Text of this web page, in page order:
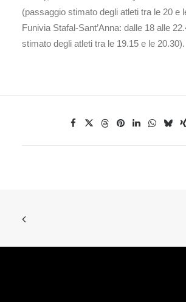
(passaggio stimato degli atleti tra le 20 e
Funivia Stafal-Sant’Anna: dalle 18 alle
stimato degli atleti tra le 19.15 e le 20.30).